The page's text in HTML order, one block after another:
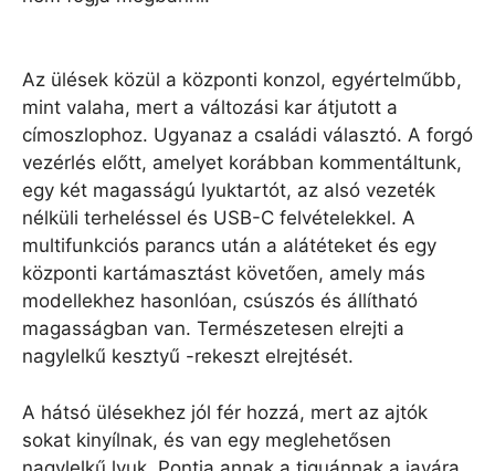
Az ülések közül a központi konzol, egyértelműbb,
mint valaha, mert a változási kar átjutott a
címoszlophoz. Ugyanaz a családi választó. A forgó
vezérlés előtt, amelyet korábban kommentáltunk,
egy két magasságú lyuktartót, az alsó vezeték
nélküli terheléssel és USB-C felvételekkel. A
multifunkciós parancs után a alátéteket és egy
központi kartámasztást követően, amely más
modellekhez hasonlóan, csúszós és állítható
magasságban van. Természetesen elrejti a
nagylelkű kesztyű -rekeszt elrejtését.
A hátsó ülésekhez jól fér hozzá, mert az ajtók
sokat kinyílnak, és van egy meglehetősen